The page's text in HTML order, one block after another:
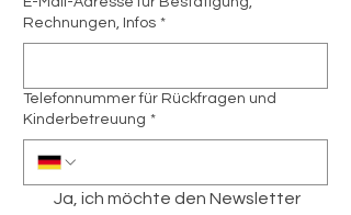
Rechnungen, Infos *
Telefonnummer für Rückfragen und
Kinderbetreuung *
Ja, ich möchte den Newsletter